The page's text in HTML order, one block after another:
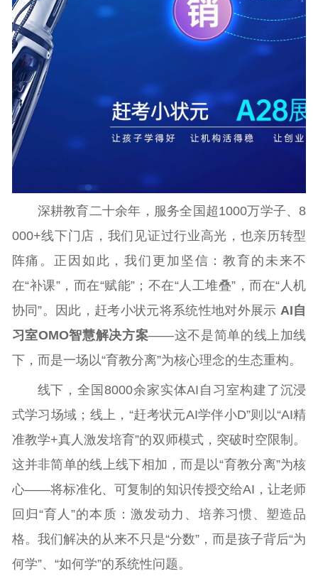
深耕教育二十余年，服务全国超1000万学子、8
000+线下门店，我们见证过行业高光，也亲历转型
阵痛。正因如此，我们更加坚信：教育的未来不
在“补课”，而在“赋能”；不在“人工堆叠”，而在“人机
协同”。因此，赶考小状元将系统性地对外展示 AI自
习室OMO智慧解决方案——这不是简单的线上加线
下，而是一场以“育教分离”为核心理念的生态重构。
线下，全国8000余家实体AI自习室构建了沉浸
式学习场域；线上，“赶考状元AI学伴小D”则以“AI精
准教学+真人激发培育”的双师模式，突破时空限制。
这并非简单的线上线下相加，而是以“育教分离”为核
心——将标准化、可复制的知识传授交给AI，让老师
回归“育人”的本质：激发动力、培养习惯、塑造品
格。我们解决的从来不只是“分数”，而是孩子背后“为
何学”、“如何学”的系统性问题。